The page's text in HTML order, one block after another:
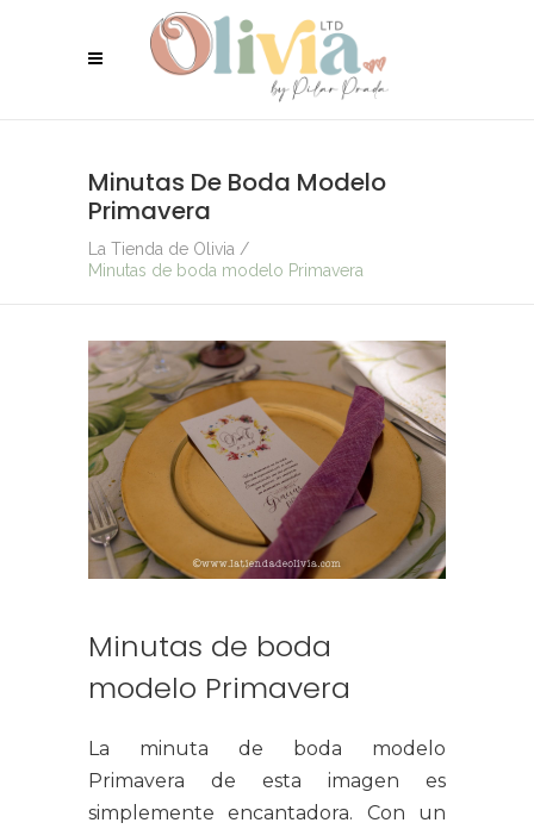
Minutas De Boda Modelo
Primavera
La Tienda de Olivia /
Minutas de boda modelo Primavera
Minutas de boda
modelo Primavera
La minuta de boda modelo
Primavera de esta imagen es
simplemente encantadora. Con un